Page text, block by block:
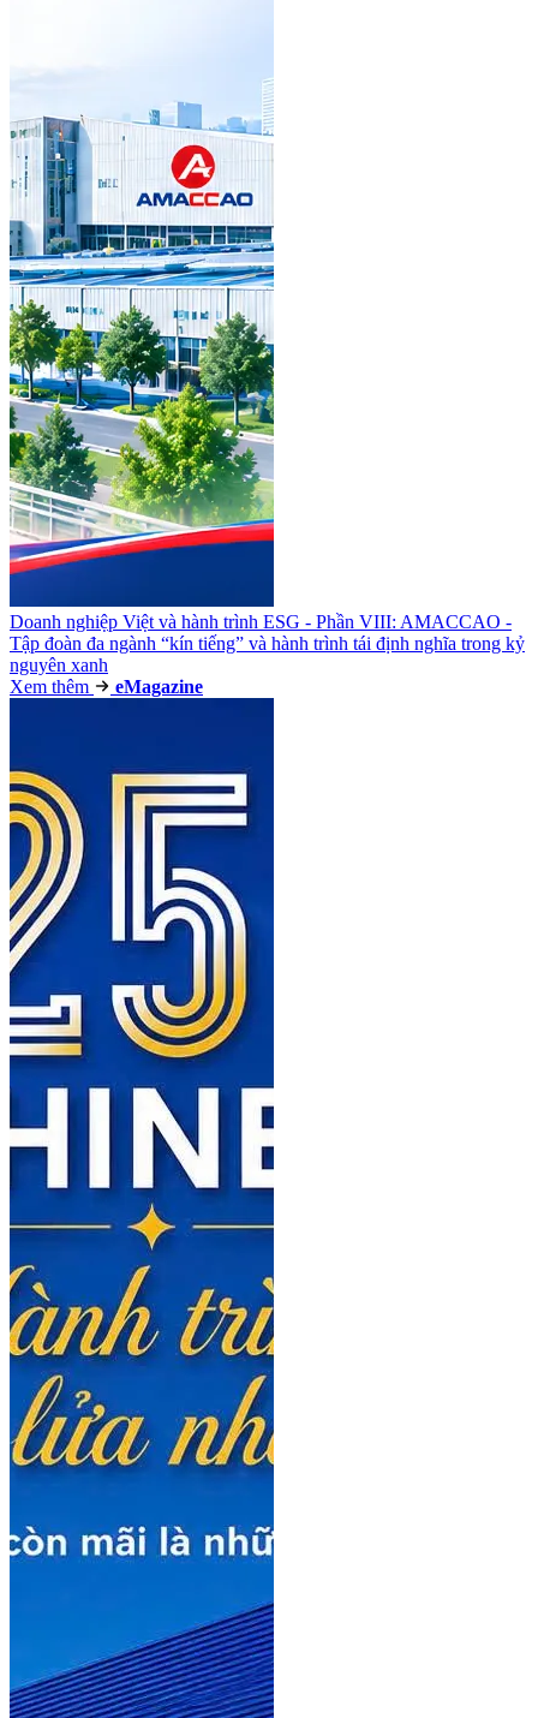
Doanh nghiệp Việt và hành trình ESG - Phần VIII: AMACCAO -
Tập đoàn đa ngành “kín tiếng” và hành trình tái định nghĩa trong kỷ
nguyên xanh
Xem thêm
eMagazine